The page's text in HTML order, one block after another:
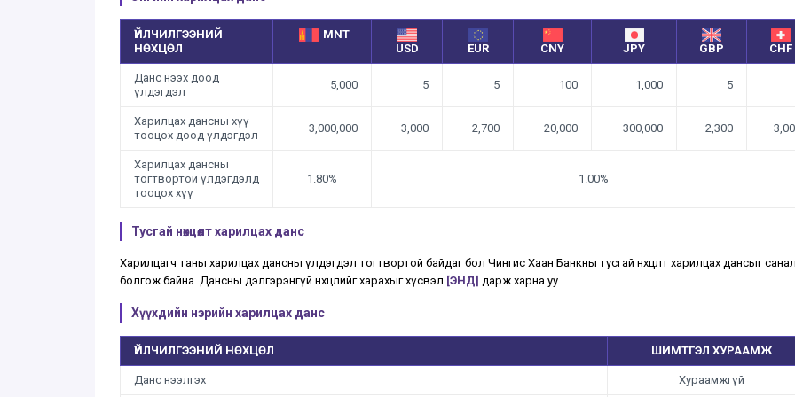
ҮЙЛЧИЛГЭЭНИЙ
НӨХЦӨЛ
MNT
USD
EUR CNY JPY GBP CHF
Данс нээх доод
үлдэгдэл
5,000 5 5 100 1,000 5
Харилцах дансны хүү
тооцох доод үлдэгдэл
3,000,000 3,000 2,700 20,000 300,000 2,300
Харилцах дансны
тогтвортой үлдэгдэлд
тооцох хүү
1.80% 1.00%
Тусгай нөхцөлт харилцах данс
Харилцагч таны харилцах дансны үлдэгдэл тогтвортой байдаг бол Чингис Хаан Банкны тусгай нөхцөлт харилцах дансыг санал
болгож байна. Дансны дэлгэрэнгүй нөхцөлийг харахыг хүсвэл [ЭНД] дарж харна уу.
Хүүхдийн нэрийн харилцах данс
ҮЙЛЧИЛГЭЭНИЙ НӨХЦӨЛ ШИМТГЭЛ ХУРААМЖ
Данс нээлгэх Хураамжгүй